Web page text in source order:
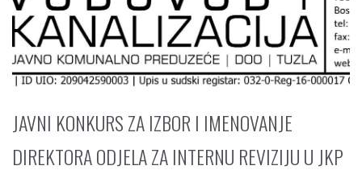
JAVNI KONKURS ZA IZBOR I IMENOVANJE
DIREKTORA ODJELA ZA INTERNU REVIZIJU U JKP